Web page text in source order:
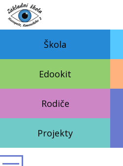
Škola
Edookit
Rodiče
Projekty